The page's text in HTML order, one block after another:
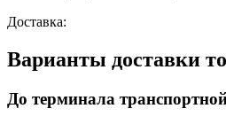
Доставка:
Варианты доставки
До терминала